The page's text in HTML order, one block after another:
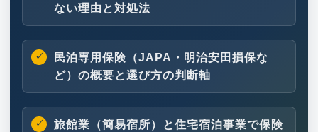
ない理由と対処法
民泊専用保険（JAPA・明治安田損保な
ど）の概要と選び方の判断軸
旅館業（簡易宿所）と住宅宿泊事業で保険